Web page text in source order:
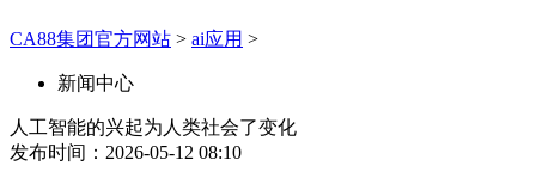
CA88集团官方网站 > ai应用 >
新闻中心
人工智能的兴起为人类社会了变化
发布时间：2026-05-12 08:10